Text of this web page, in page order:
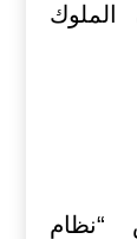
الملوك
“نظام